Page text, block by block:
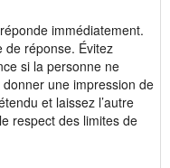
immédiatement.
de réponse. Évitez
si la personne ne
une impression de
et laissez l’autre
respect des limites de